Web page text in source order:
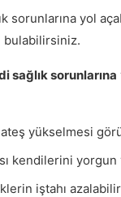
sorunlarına yol
bulabilirsiniz.
sağlık sorunlarına
ateş yükselmesi
kendilerini
iştahı